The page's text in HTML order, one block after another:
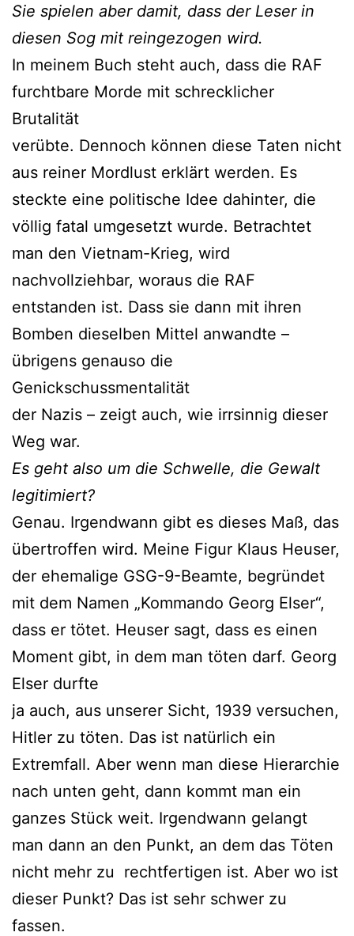
Sie spielen aber damit, dass der Leser in
diesen Sog mit reingezogen wird.
In meinem Buch steht auch, dass die RAF
furchtbare Morde mit schrecklicher
Brutalität
verübte. Dennoch können diese Taten nicht
aus reiner Mordlust erklärt werden. Es
steckte eine politische Idee dahinter, die
völlig fatal umgesetzt wurde. Betrachtet
man den Vietnam-Krieg, wird
nachvollziehbar, woraus die RAF
entstanden ist. Dass sie dann mit ihren
Bomben dieselben Mittel anwandte –
übrigens genauso die
Genickschussmentalität
der Nazis – zeigt auch, wie irrsinnig dieser
Weg war.
Es geht also um die Schwelle, die Gewalt
legitimiert?
Genau. Irgendwann gibt es dieses Maß, das
übertroffen wird. Meine Figur Klaus Heuser,
der ehemalige GSG-9-Beamte, begründet
mit dem Namen „Kommando Georg Elser“,
dass er tötet. Heuser sagt, dass es einen
Moment gibt, in dem man töten darf. Georg
Elser durfte
ja auch, aus unserer Sicht, 1939 versuchen,
Hitler zu töten. Das ist natürlich ein
Extremfall. Aber wenn man diese Hierarchie
nach unten geht, dann kommt man ein
ganzes Stück weit. Irgendwann gelangt
man dann an den Punkt, an dem das Töten
nicht mehr zu rechtfertigen ist. Aber wo ist
dieser Punkt? Das ist sehr schwer zu
fassen.